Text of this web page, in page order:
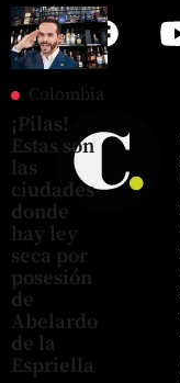
Colombia
¡Pilas!
Estas son
las
ciudades
donde
hay ley
seca por
posesión
de
Abelardo
de la
Espriella